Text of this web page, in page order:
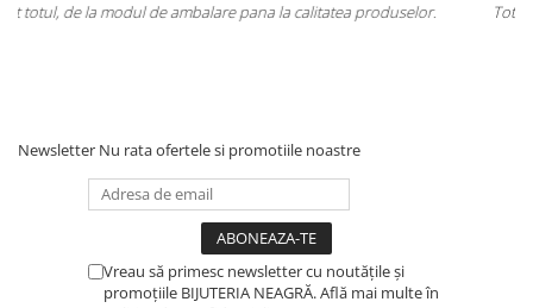
Totul la superlativ! Produsul, fix descrierea, ambalaj,
Newsletter Nu rata ofertele si promotiile noastre
Vreau să primesc newsletter cu noutățile și
promoțiile BIJUTERIA NEAGRĂ. Află mai multe în